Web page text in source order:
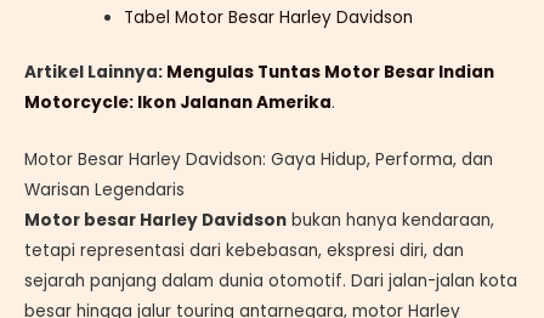
Tabel Motor Besar Harley Davidson
Artikel Lainnya: Mengulas Tuntas Motor Besar Indian
Motorcycle: Ikon Jalanan Amerika.
Motor Besar Harley Davidson: Gaya Hidup, Performa, dan
Warisan Legendaris
Motor besar Harley Davidson bukan hanya kendaraan,
tetapi representasi dari kebebasan, ekspresi diri, dan
sejarah panjang dalam dunia otomotif. Dari jalan-jalan kota
besar hingga jalur touring antarnegara, motor Harley